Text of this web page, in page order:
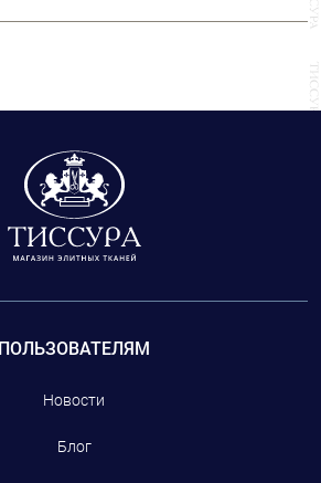
ПОЛЬЗОВАТЕЛЯМ
Новости
Блог